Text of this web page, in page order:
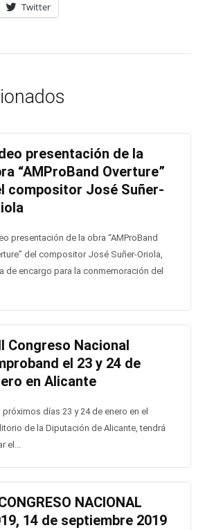
Twitter
presentación de la
“AMProBand Overture”
compositor José Suñer-
presentación de la obra “AMProBand
del compositor José Suñer-Oriola,
de encargo para la conmemoración del
Congreso Nacional
el 23 y 24 de
en Alicante
próximos días 23 y 24 de enero en el
de la Diputación de Alicante, tendrá
el...
NACIONAL
14 de septiembre 2019